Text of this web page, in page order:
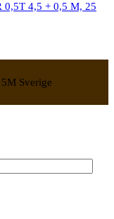
0,5T 4,5 + 0,5 M, 25
Sverige